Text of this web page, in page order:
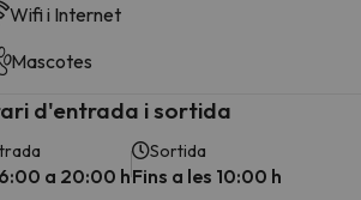
Wifi i Internet
Mascotes
d'entrada i sortida
a 20:00 h
Sortida
Fins a les 10:00 h